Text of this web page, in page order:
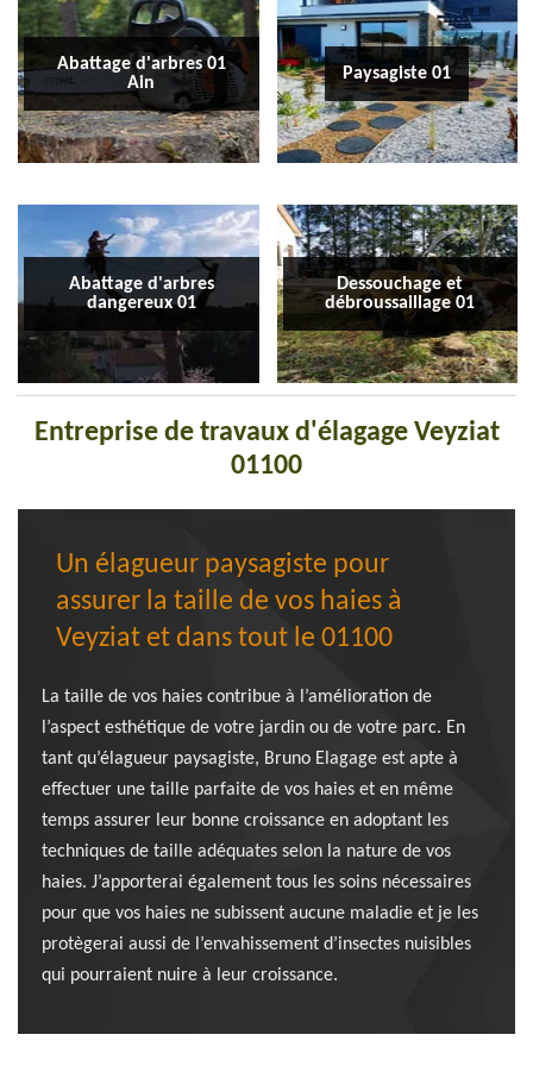
Abattage d'arbres 01
Ain
Paysagiste 01
Abattage d'arbres
dangereux 01
Dessouchage et
débroussaillage 01
Entreprise de travaux d'élagage Veyziat
01100
Un élagueur paysagiste pour
assurer la taille de vos haies à
Veyziat et dans tout le 01100
La taille de vos haies contribue à l’amélioration de
l’aspect esthétique de votre jardin ou de votre parc. En
tant qu’élagueur paysagiste, Bruno Elagage est apte à
effectuer une taille parfaite de vos haies et en même
temps assurer leur bonne croissance en adoptant les
techniques de taille adéquates selon la nature de vos
haies. J’apporterai également tous les soins nécessaires
pour que vos haies ne subissent aucune maladie et je les
protègerai aussi de l’envahissement d’insectes nuisibles
qui pourraient nuire à leur croissance.